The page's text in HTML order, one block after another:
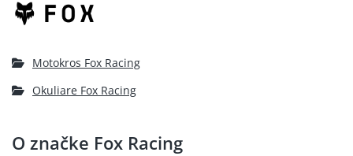
Motokros Fox Racing
Okuliare Fox Racing
O značke Fox Racing